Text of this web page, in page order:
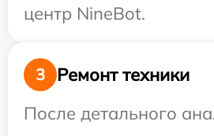
центр NineBot.
3
Ремонт техники
После детального